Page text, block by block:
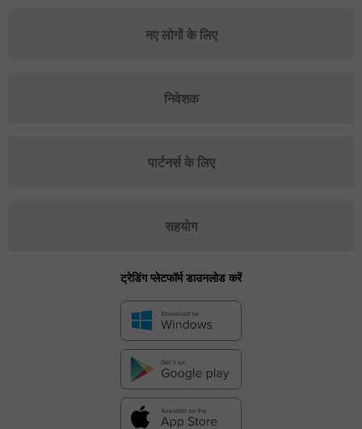
नए लोगों के लिए
निवेशक
पार्टनर्स के लिए
सहयोग
ट्रेडिंग प्लेटफॉर्म डाउनलोड करें